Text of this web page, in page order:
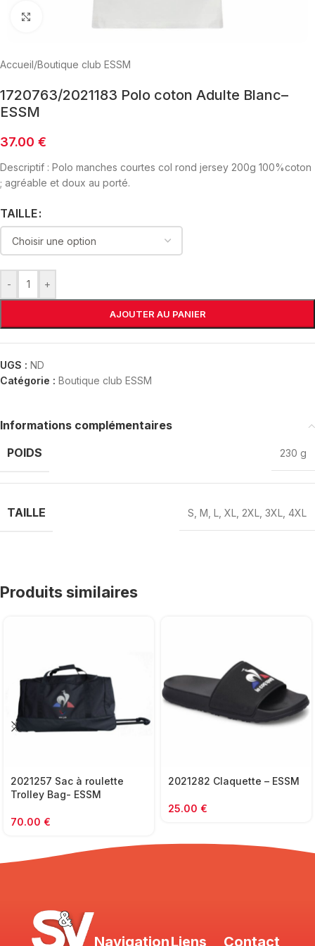
Accueil/Boutique club ESSM
1720763/2021183 Polo coton Adulte Blanc–
ESSM
37.00 €
Descriptif : Polo manches courtes col rond jersey 200g 100%coton
; agréable et doux au porté.
TAILLE
- +
AJOUTER AU PANIER
UGS : ND
Catégorie : Boutique club ESSM
Informations complémentaires
POIDS
230 g
TAILLE S M L XL 2XL 3XL 4XL
Produits similaires
2021257 Sac à roulette
Trolley Bag- ESSM
70.00 €
2021282 Claquette – ESSM
25.00 €
NavigationLiens Contact